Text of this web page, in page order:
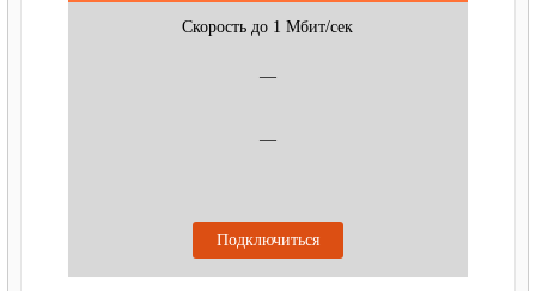
Скорость до 1 Мбит/сек
—
—
Подключиться